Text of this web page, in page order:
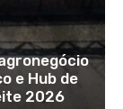
e Hub de
2026